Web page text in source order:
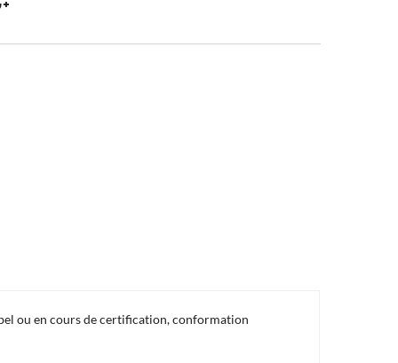
ou en cours de certification, conformation